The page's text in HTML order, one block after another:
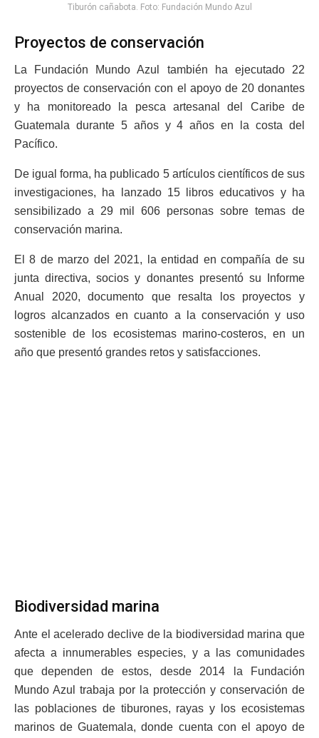
Tiburón cañabota. Foto: Fundación Mundo Azul
Proyectos de conservación
La Fundación Mundo Azul también ha ejecutado 22
proyectos de conservación con el apoyo de 20 donantes
y ha monitoreado la pesca artesanal del Caribe de
Guatemala durante 5 años y 4 años en la costa del
Pacífico.
De igual forma, ha publicado 5 artículos científicos de sus
investigaciones, ha lanzado 15 libros educativos y ha
sensibilizado a 29 mil 606 personas sobre temas de
conservación marina.
El 8 de marzo del 2021, la entidad en compañía de su
junta directiva, socios y donantes presentó su Informe
Anual 2020, documento que resalta los proyectos y
logros alcanzados en cuanto a la conservación y uso
sostenible de los ecosistemas marino-costeros, en un
año que presentó grandes retos y satisfacciones.
Biodiversidad marina
Ante el acelerado declive de la biodiversidad marina que
afecta a innumerables especies, y a las comunidades
que dependen de estos, desde 2014 la Fundación
Mundo Azul trabaja por la protección y conservación de
las poblaciones de tiburones, rayas y los ecosistemas
marinos de Guatemala, donde cuenta con el apoyo de